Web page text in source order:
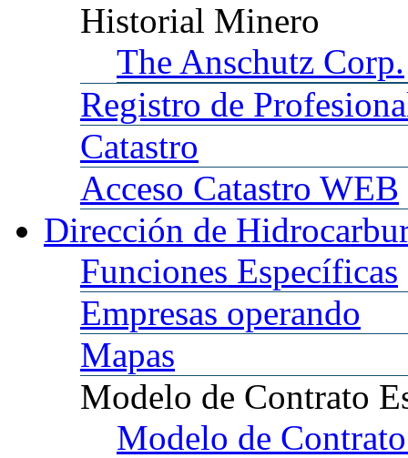
Historial Minero
The Anschutz Corp.
Registro de
Catastro
Acceso Catastro WEB
Dirección de
Funciones Específicas
Empresas operando
Mapas
Modelo de Contrato
Modelo de